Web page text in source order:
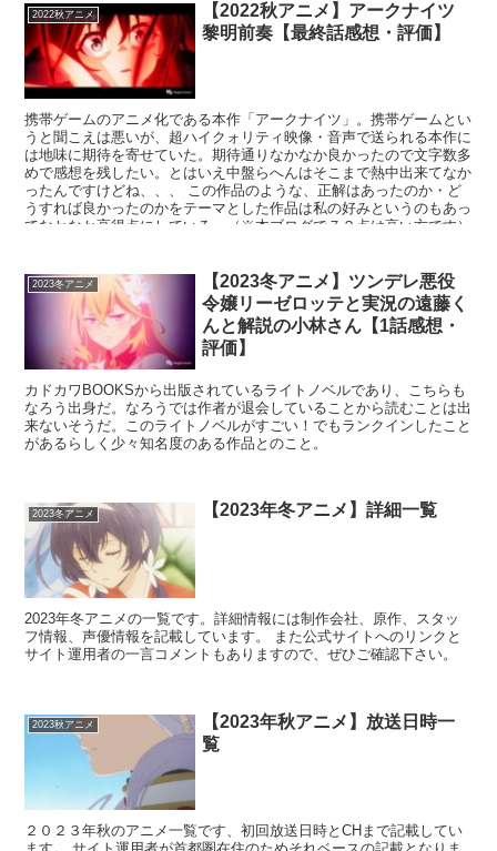
2022秋アニメ
【2022秋アニメ】アークナイツ
黎明前奏【最終話感想・評価】
携帯ゲームのアニメ化である本作「アークナイツ」。携帯ゲームとい
うと聞こえは悪いが、超ハイクォリティ映像・音声で送られる本作に
は地味に期待を寄せていた。期待通りなかなか良かったので文字数多
めで感想を残したい。とはいえ中盤らへんはそこまで熱中出来てなか
ったんですけどね、、、 この作品のような、正解はあったのか・ど
うすれば良かったのかをテーマとした作品は私の好みというのもあっ
てなかなか高得点にしている。（※本ブログで７２点は高い方です）
2023冬アニメ
【2023冬アニメ】ツンデレ悪役
令嬢リーゼロッテと実況の遠藤く
んと解説の小林さん【1話感想・
評価】
カドカワBOOKSから出版されているライトノベルであり、こちらも
なろう出身だ。なろうでは作者が退会していることから読むことは出
来ないそうだ。このライトノベルがすごい！でもランクインしたこと
があるらしく少々知名度のある作品とのこと。
2023冬アニメ 【2023年冬アニメ】詳細一覧
2023年冬アニメの一覧です。詳細情報には制作会社、原作、スタッ
フ情報、声優情報を記載しています。 また公式サイトへのリンクと
サイト運用者の一言コメントもありますので、ぜひご確認下さい。
2023秋アニメ
【2023年秋アニメ】放送日時一
覧
２０２３年秋のアニメ一覧です、初回放送日時とCHまで記載してい